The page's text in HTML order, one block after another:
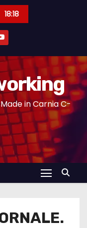
18:18
in Carnia C-